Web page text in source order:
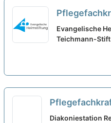
- Ein
Evangelische
Teichmann-Stift
30% bis 60%
Diakoniestation